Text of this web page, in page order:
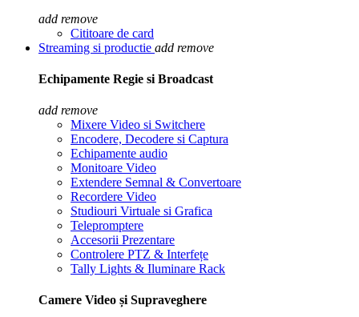
add remove
Cititoare de card
Streaming si productie add remove
Echipamente Regie si Broadcast
add remove
Mixere Video si Switchere
Encodere, Decodere si Captura
Echipamente audio
Monitoare Video
Extendere Semnal & Convertoare
Recordere Video
Studiouri Virtuale si Grafica
Telepromptere
Accesorii Prezentare
Controlere PTZ & Interfețe
Tally Lights & Iluminare Rack
Camere Video și Supraveghere